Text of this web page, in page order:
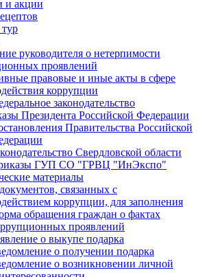
и акции
руководителя о нетерпимости
проявлений
правовые и иные акты в сфере
коррупции
законодательство
Президента Российской Федерации
Правительства Российской
Свердловской области
ГУП СО "ГРВЦ "ИнЭкспо"
материалы
связанных с
коррупции, для заполнения
обращения граждан о фактах
проявлений
о выкупе подарка
о получении подарка
о возникновении личной